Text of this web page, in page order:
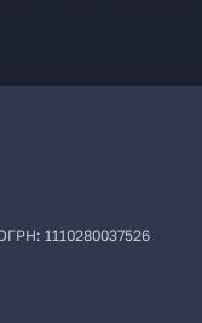
1110280037526